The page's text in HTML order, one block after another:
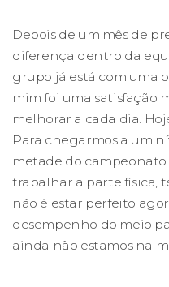
Depois de um mês de
diferença dentro da
grupo já está com uma
mim foi uma satisfação
melhorar a cada dia.
Para chegarmos a um
metade do
trabalhar a parte física,
não é estar perfeito
desempenho do meio
ainda não estamos na